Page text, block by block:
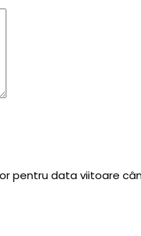
pentru data viitoare